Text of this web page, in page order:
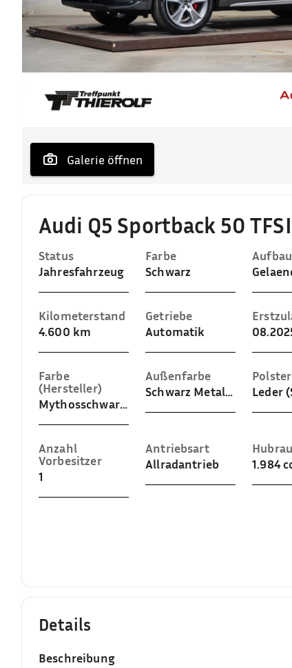
Galerie öffnen
Audi Q5 Sportback 50
Status
Jahresfahrzeug
Farbe
Schwarz
Aufbau
Kilometerstand
4.600 km
Getriebe
Automatik
Farbe
(Hersteller)
Mythosschwarz Metallic
Außenfarbe
Schwarz Metallic (Mythosschwarz Metallic)
Leder
Anzahl
Vorbesitzer
1
Antriebsart
Allradantrieb
1.984
Details
Beschreibung